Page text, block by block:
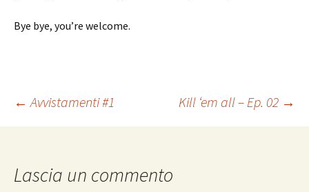
Bye bye, you’re welcome.
Navigazione
← Avvistamenti #1 Kill ‘em all – Ep. 02 →
Lascia un commento